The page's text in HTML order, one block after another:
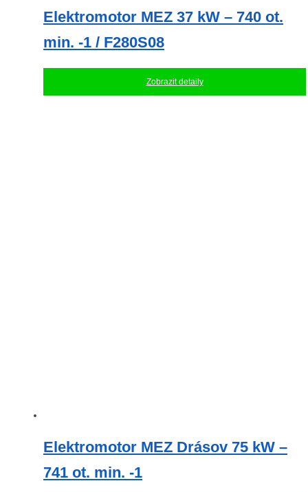
Elektromotor MEZ 37 kW – 740 ot.
min. -1 / F280S08
Zobrazit detaily
Elektromotor MEZ Drásov 75 kW –
741 ot. min. -1